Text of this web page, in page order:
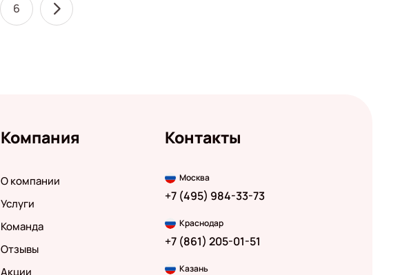
6
Компания
О компании
Услуги
Команда
Отзывы
Акции
Контакты
Москва
+7 (495) 984-33-73
Краснодар
+7 (861) 205-01-51
Казань